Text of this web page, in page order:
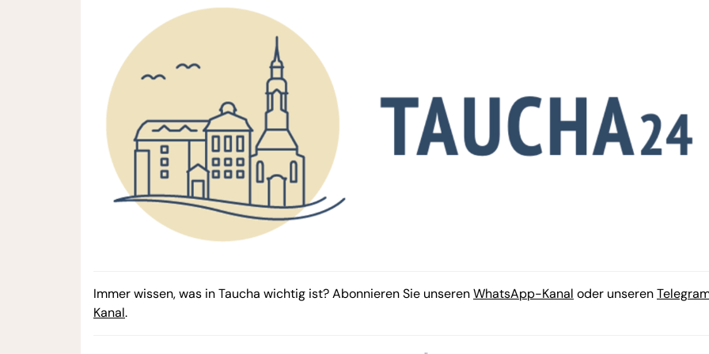
Immer wissen, was in Taucha wichtig ist? Abonnieren Sie unserenWhatsApp-Kanal oder unseren
Kanal.